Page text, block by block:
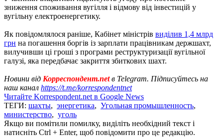
зниження споживання вугілля і відмову від інвестицій у
вугільну електроенергетику.
Як повідомлялося раніше, Кабінет міністрів виділив 1,4 млрд
грн на погашення боргів із зарплати працівникам держшахт,
вилучивши ці гроші з програми реструктуризації вугільної
галузі, яка передбачає закриття збиткових шахт.
Новини від Корреспондент.netв Telegram. Підписуйтесь на
наш канал https://t.me/korrespondentnet
Читайте Korrespondent.net в Google News
ТЕГИ: шахты, энергетика, Угольная промышленность,
министерство, уголь
Якщо ви помітили помилку, виділіть необхідний текст і
натисніть Ctrl + Enter, щоб повідомити про це редакцію.